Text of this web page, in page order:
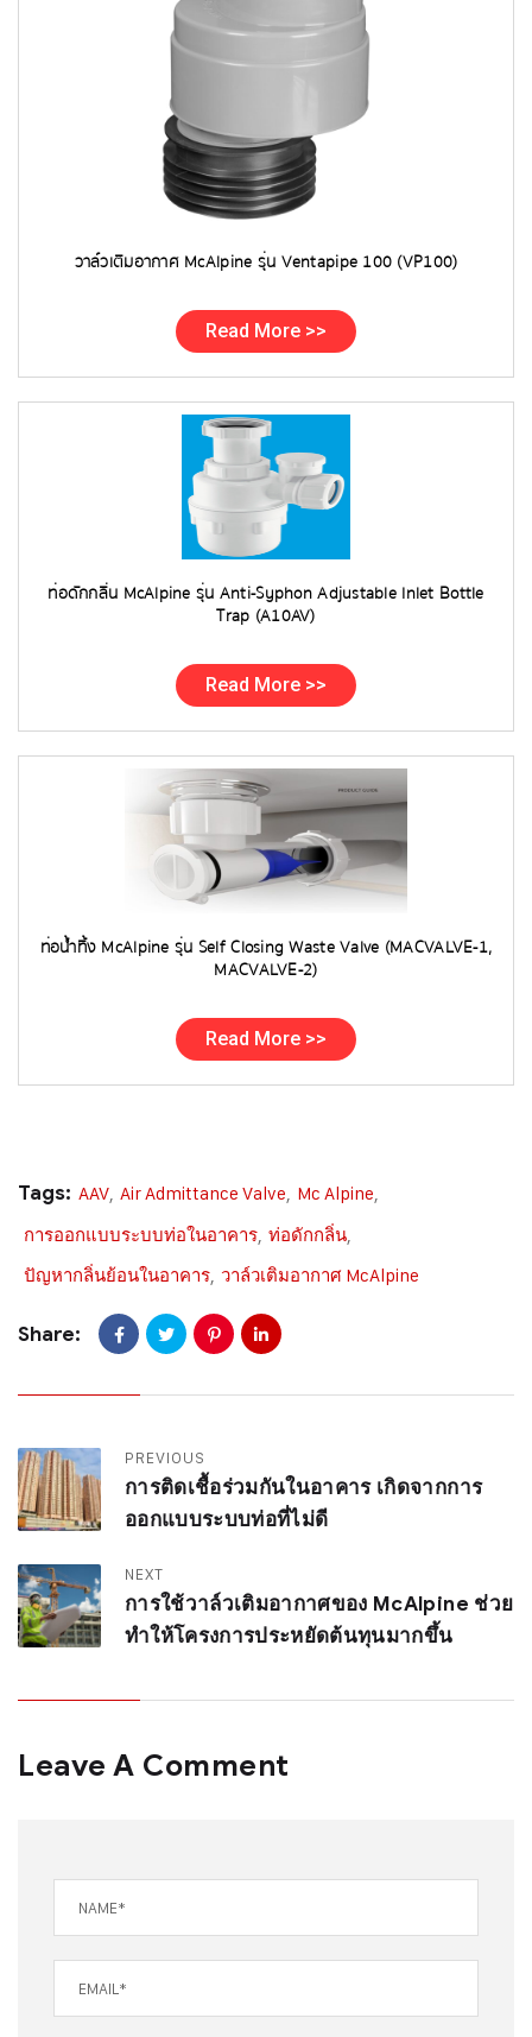
วาล์วเติมอากาศ McAlpine รุ่น Ventapipe 100 (VP100)
Read More >>
ท่อดักกลิ่น McAlpine รุ่น Anti-Syphon Adjustable Inlet Bottle
Trap (A10AV)
Read More >>
ท่อน้ำทิ้ง McAlpine รุ่น Self Closing Waste Valve (MACVALVE-1,
MACVALVE-2)
Read More >>
Tags: AAV, Air Admittance Valve, Mc Alpine,
การออกแบบระบบท่อในอาคาร, ท่อดักกลิ่น,
ปัญหากลิ่นย้อนในอาคาร, วาล์วเติมอากาศ McAlpine
Share:
PREVIOUS
การติดเชื้อร่วมกันในอาคาร เกิดจากการ
ออกแบบระบบท่อที่ไม่ดี
NEXT
การใช้วาล์วเติมอากาศของ McAlpine ช่วย
ทำให้โครงการประหยัดต้นทุนมากขึ้น
Leave A Comment